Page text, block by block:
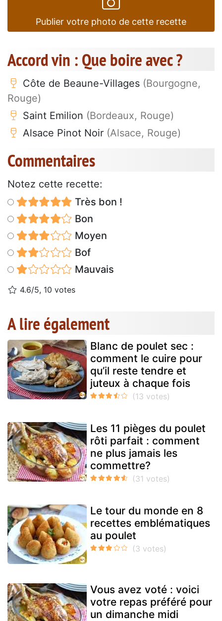
Publier votre photo de cette recette
Accord vin : Que boire avec ?
Côte de Beaune-Villages (Bourgogne,
Rouge)
Saint Emilion (Bordeaux, Rouge)
Alsace Pinot Noir (Alsace, Rouge)
Commentaires
Notez cette recette:
Très bon !
Bon
Moyen
Bof
Mauvais
4.6/5, 10 votes
A lire également
Blanc de poulet sec :
comment le cuire pour
qu’il reste tendre et
juteux à chaque fois
Les 11 pièges du poulet
rôti parfait : comment
ne plus jamais les
commettre?
Le tour du monde en 8
recettes emblématiques
au poulet
Vous avez voté : voici
votre repas préféré pour
un dimanche midi